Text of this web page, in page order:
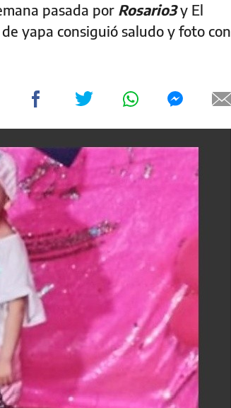
pasada por Rosario3y El
yapa consiguió saludo y foto con